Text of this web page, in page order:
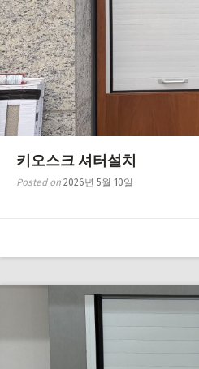
키오스크 셔터설치
Posted on 2026년 5월 10일